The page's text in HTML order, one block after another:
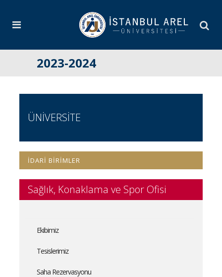
2023-2024
ÜNİVERSİTE
İDARİ BİRİMLER
Sağlık, Konaklama ve Spor Ofisi
Ekibimiz
Tesislerimiz
Saha Rezervasyonu